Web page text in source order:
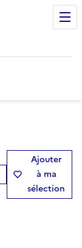
Ajouter
à ma
sélection